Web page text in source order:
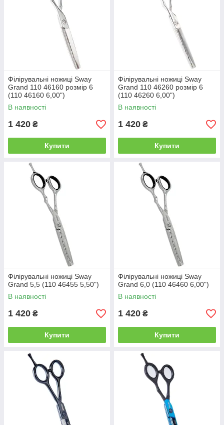
Філірувальні ножиці Sway
Grand 110 46160 розмір 6
(110 46160 6,00")
В наявності
1 420 ₴
Купити
Філірувальні ножиці Sway
Grand 110 46260 розмір 6
(110 46260 6,00")
В наявності
1 420 ₴
Купити
Філірувальні ножиці Sway
Grand 5,5 (110 46455 5,50")
В наявності
1 420 ₴
Купити
Філірувальні ножиці Sway
Grand 6,0 (110 46460 6,00")
В наявності
1 420 ₴
Купити